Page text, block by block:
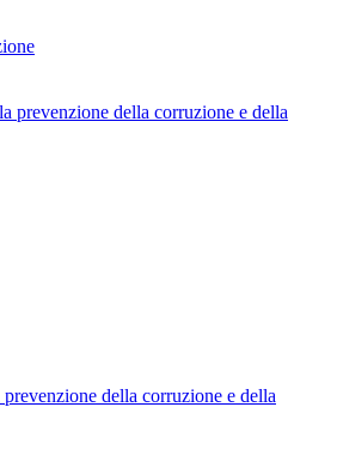
prevenzione della corruzione e della
della corruzione e della